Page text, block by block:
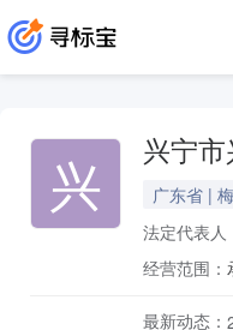
兴 兴宁
广东省 |
法定代表人
经营范围：
最新动态：